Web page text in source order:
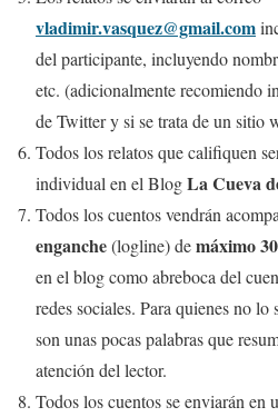
vladimir.vasquez@gmail.com
del participante, incluyendo
etc. (adicionalmente recomiendo
de Twitter y si se trata de un sitio
Todos los relatos que califiquen
individual en el BlogLa Cueva
Todos los cuentos vendrán
enganche(logline) demáximo
en el blog como abreboca del
redes sociales. Para quienes no lo
son unas pocas palabras que
atención del lector.
Todos los cuentos se enviarán en